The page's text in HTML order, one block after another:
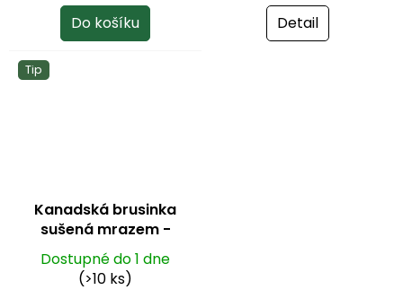
Do košíku
Detail
Tip
Kanadská brusinka
sušená mrazem -
lyofilizovaná
Dostupné do 1 dne
(>10 ks)